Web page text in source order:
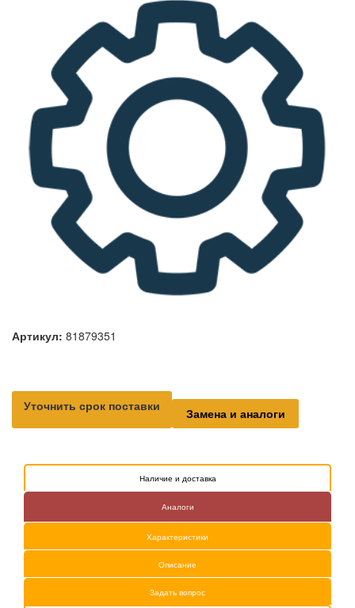
Артикул: 81879351
Уточнить срок поставки Замена и аналоги
Наличие и доставка
Аналоги
Характеристики
Описание
Задать вопрос